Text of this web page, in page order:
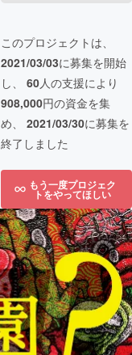
このプロジェクトは、
2021/03/03に募集を開始
し、 60人の支援により
908,000円の資金を集
め、 2021/03/30に募集を
終了しました
もう一度プロジェク
トをやってほしい